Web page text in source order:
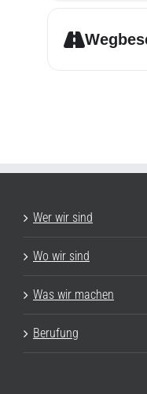
Wer wir sind
Wo wir sind
Was wir machen
Berufung